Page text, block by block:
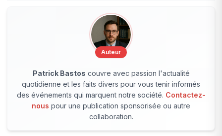
Auteur
Patrick Bastos couvre avec passion l'actualité
quotidienne et les faits divers pour vous tenir informés
des événements qui marquent notre société. Contactez-
nous pour une publication sponsorisée ou autre
collaboration.